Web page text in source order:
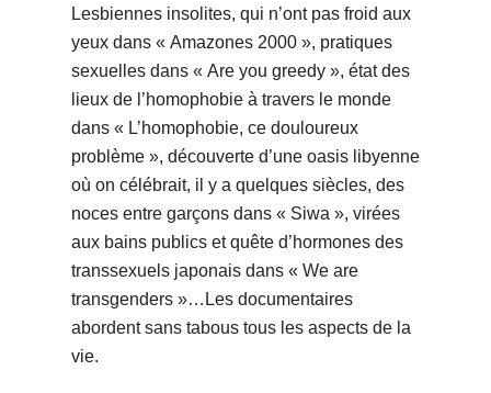
Lesbiennes insolites, qui n’ont pas froid aux
yeux dans « Amazones 2000 », pratiques
sexuelles dans « Are you greedy », état des
lieux de l’homophobie à travers le monde
dans « L’homophobie, ce douloureux
problème », découverte d’une oasis libyenne
où on célébrait, il y a quelques siècles, des
noces entre garçons dans « Siwa », virées
aux bains publics et quête d’hormones des
transsexuels japonais dans « We are
transgenders »…Les documentaires
abordent sans tabous tous les aspects de la
vie.